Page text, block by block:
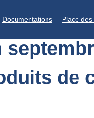
Documentations Place
de